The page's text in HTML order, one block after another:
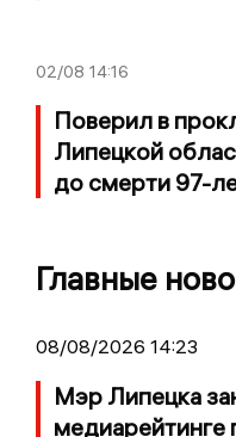
02/08 14:16
Поверил в
Липецкой
до смерти 97-
Главные
08/08/2026 14:23
Мэр Липецка